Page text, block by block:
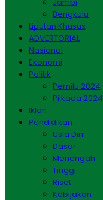
Bengkulu
Liputan Khusus
ADVERTORIAL
Nasional
Ekonomi
Politik
Pemilu 2024
Pilkada 2024
Iklan
Pendidikan
Usia Dini
Dasar
Menengah
Tinggi
Riset
Kebijakan